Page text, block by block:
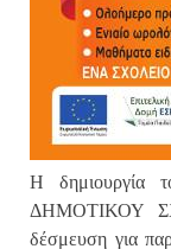
Η
ΔΗΜΟΤΙΚΟΥ
δέσμευση για